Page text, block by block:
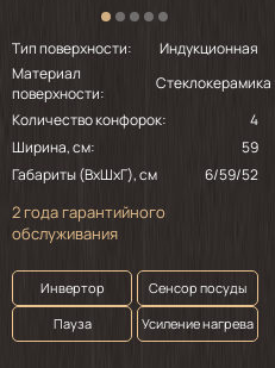
Тип поверхности:
Индукционная
Материал
поверхности:
Стеклокерамика
Количество конфорок:
4
Ширина, см:
59
Габариты (ВхШхГ), см
6/59/52
2 года гарантийного
обслуживания
Инвертор
Сенсор посуды
Пауза
Усиление нагрева